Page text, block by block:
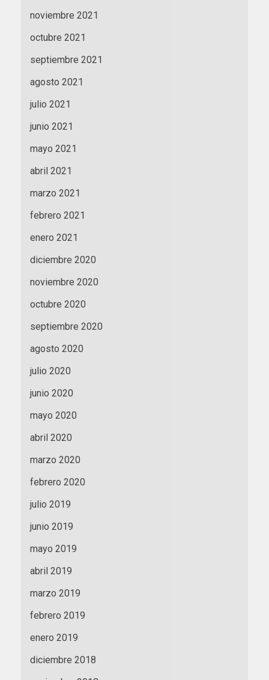
noviembre 2021
octubre 2021
septiembre 2021
agosto 2021
julio 2021
junio 2021
mayo 2021
abril 2021
marzo 2021
febrero 2021
enero 2021
diciembre 2020
noviembre 2020
octubre 2020
septiembre 2020
agosto 2020
julio 2020
junio 2020
mayo 2020
abril 2020
marzo 2020
febrero 2020
julio 2019
junio 2019
mayo 2019
abril 2019
marzo 2019
febrero 2019
enero 2019
diciembre 2018